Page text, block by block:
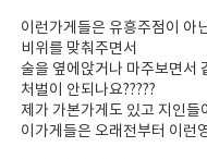
이런가게들은 유흥주점이 아
비위를 맞춰주면서
술을 옆에앉거나 마주보면서
처벌이 안되나요?????
제가 가본가게도 있고 지인들
이가게들은 오래전부터 이런